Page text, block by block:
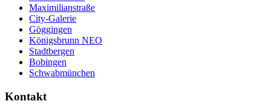
Maximilianstraße
City-Galerie
Göggingen
Königsbrunn NEO
Stadtbergen
Bobingen
Schwabmünchen
Kontakt